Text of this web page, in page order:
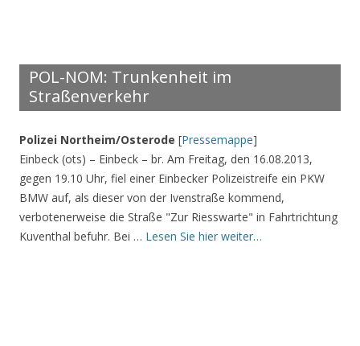
POL-NOM: Trunkenheit im
Straßenverkehr
Polizei Northeim/Osterode [Pressemappe]
Einbeck (ots) – Einbeck – br. Am Freitag, den 16.08.2013,
gegen 19.10 Uhr, fiel einer Einbecker Polizeistreife ein PKW
BMW auf, als dieser von der Ivenstraße kommend,
verbotenerweise die Straße "Zur Riesswarte" in Fahrtrichtung
Kuventhal befuhr. Bei … Lesen Sie hier weiter…